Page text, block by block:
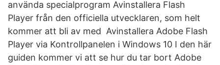
använda specialprogram Avinstallera Flash
Player från den officiella utvecklaren, som helt
kommer att bli av med Avinstallera Adobe Flash
Player via Kontrollpanelen i Windows 10 I den här
guiden kommer vi att se hur du tar bort Adobe